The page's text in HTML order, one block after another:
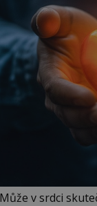
Může v srdci